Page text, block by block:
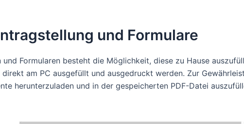
und Formulare
Formularen besteht die Möglichkeit, diese zu Hause
am PC ausgefüllt und ausgedruckt werden. Zur
herunterzuladen und in der gespeicherten PDF-Datei